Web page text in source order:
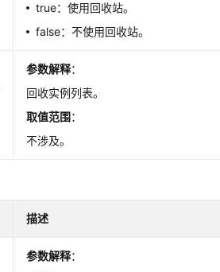
true：使用回收站。
false：不使用回收站。
参数解释：
回收实例列表。
取值范围：
不涉及。
描述
参数解释：